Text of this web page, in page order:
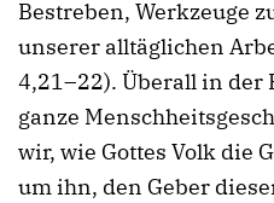
Bestreben, Werkzeuge
unserer alltäglichen
4,21–22). Überall in der
ganze
wir, wie Gottes Volk die
um ihn, den Geber